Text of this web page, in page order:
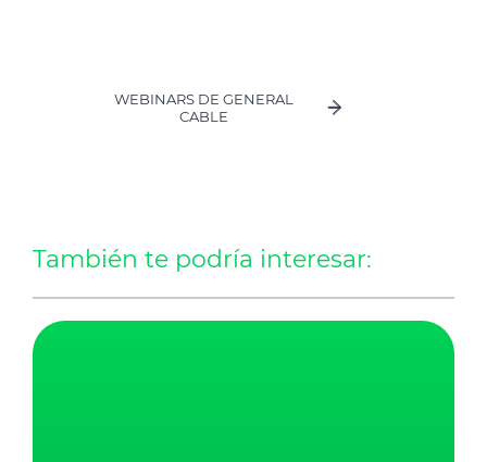
WEBINARS DE GENERAL
CABLE
También te podría interesar: